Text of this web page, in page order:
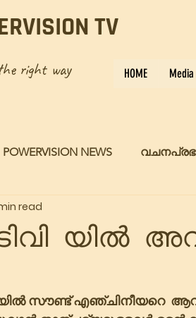
TV
right way HOME
POWERVISION NEWS
യിൽ
read
യിൽ സൗണ്ട് എഞ്ചിനീയറെ